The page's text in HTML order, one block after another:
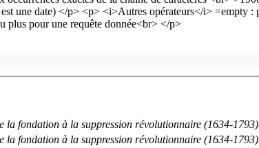
fondation à la suppression révolutionnaire (1634-1793)
fondation à la suppression révolutionnaire (1634-1793)